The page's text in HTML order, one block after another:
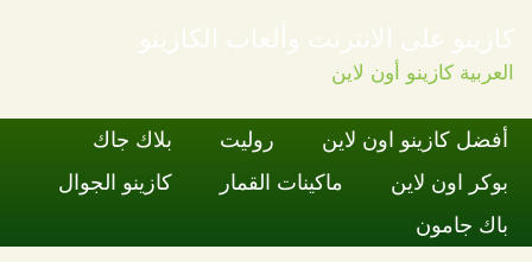
كازينو على الانترنت وألعاب الكازينو
العربية كازينو أون لاين
Skip to content
أفضل كازينو اون لاين روليت
بلاك جاك
بوكر اون لاين
ماكينات القمار
كازينو الجوال
باك جامون